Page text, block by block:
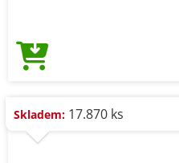
Skladem: 17.870 ks